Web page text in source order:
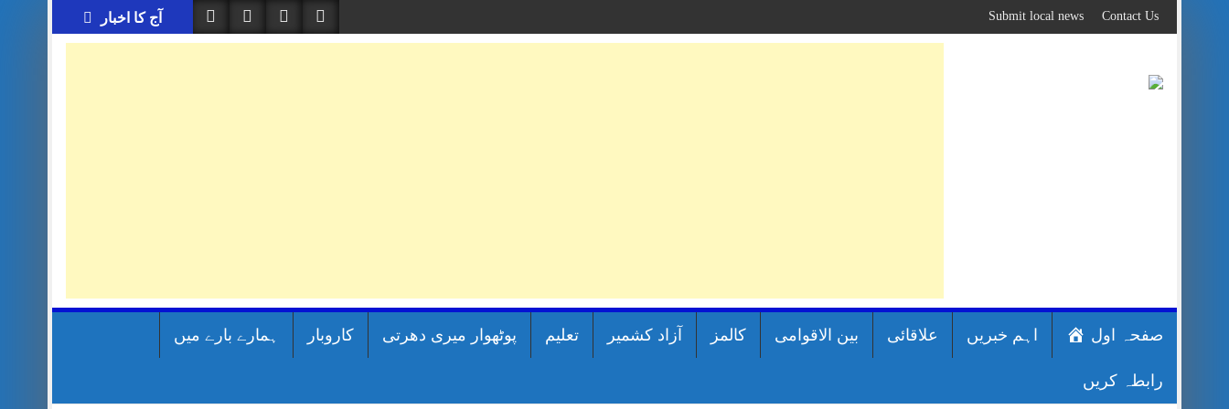
to
content
آج کا اخبار Contact Us
Submit local news
صفحہ اول اہم خبریں علاقائی بین الاقوامی کالمز آزاد کشمیر تعلیم پوٹھوار میری دھرتی کاروبار ہمارے بارے میں
رابطہ کریں